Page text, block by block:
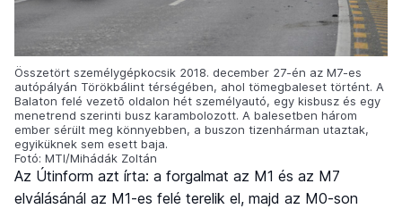
Összetört személygépkocsik 2018. december 27-én az M7-es
autópályán Törökbálint térségében, ahol tömegbaleset történt. A
Balaton felé vezetõ oldalon hét személyautó, egy kisbusz és egy
menetrend szerinti busz karambolozott. A balesetben három
ember sérült meg könnyebben, a buszon tizenhárman utaztak,
egyiküknek sem esett baja.
Fotó: MTI/Mihádák Zoltán
Az Útinform azt írta: a forgalmat az M1 és az M7
elválásánál az M1-es felé terelik el, majd az M0-son